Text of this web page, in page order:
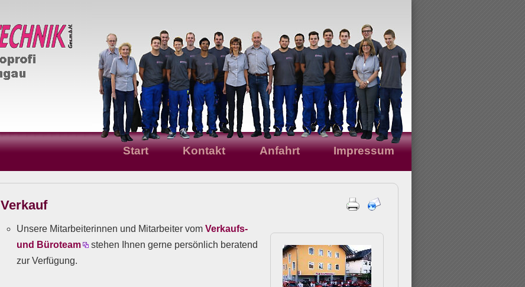
Start Kontakt Anfahrt Impressum
Verkauf
Unsere Mitarbeiterinnen und Mitarbeiter vomVerkaufs-
und Büroteam
stehen Ihnen gerne persönlich beratend
zur Verfügung.